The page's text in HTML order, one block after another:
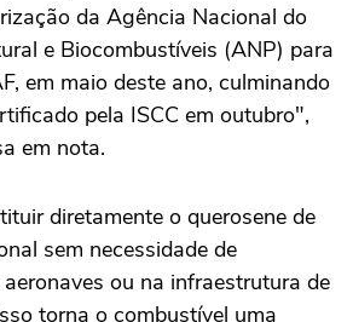
da Agência Nacional do
e Biocombustíveis (ANP) para
em maio deste ano, culminando
pela ISCC em outubro",
em nota.
diretamente o querosene de
sem necessidade de
ou na infraestrutura de
torna o combustível uma